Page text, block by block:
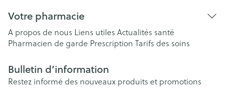
Votre pharmacie
A propos de nous Liens utiles Actualités santé
Pharmacien de garde Prescription Tarifs des soins
Bulletin d’information
Restez informé des nouveaux produits et promotions